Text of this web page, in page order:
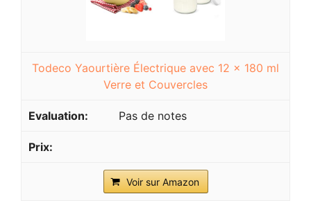
Todeco Yaourtière Électrique avec 12 x 180 ml
Verre et Couvercles
Pas de notes
Voir sur Amazon